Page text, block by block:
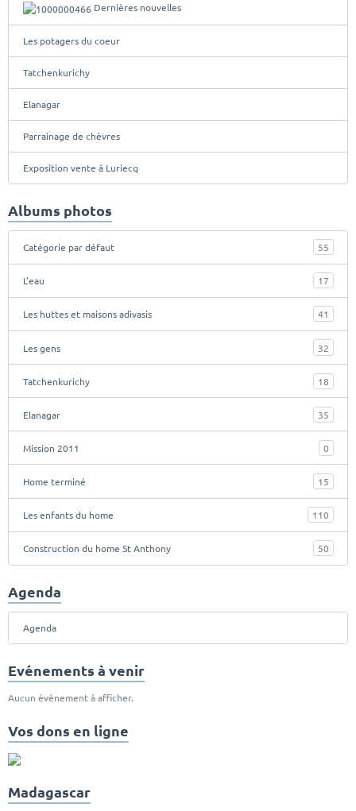
Dernières nouvelles
Les potagers du coeur
Tatchenkurichy
Elanagar
Parrainage de chèvres
Exposition vente à Luriecq
Albums photos
Catégorie par défaut 55
L'eau 17
Les huttes et maisons adivasis 41
Les gens 32
Tatchenkurichy 18
Elanagar 35
Mission 2011 0
Home terminé 15
Les enfants du home 110
Construction du home St Anthony 50
Agenda
Agenda
Evénements à venir
Aucun évènement à afficher.
Vos dons en ligne
Madagascar